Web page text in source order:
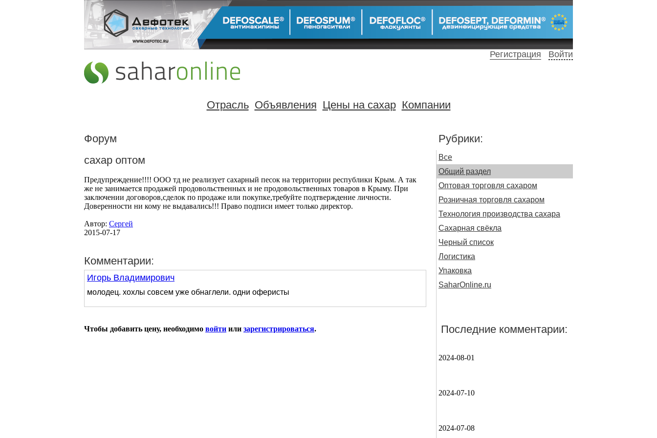
Войти
Регистрация
Отрасль Объявления Цены на сахар Компании
Рубрики:
Все
Общий раздел
Оптовая торговля сахаром
Розничная торговля сахаром
Технология производства сахара
Сахарная свёкла
Черный список
Логистика
Упаковка
SaharOnline.ru
Последние комментарии:
2024-08-01
2024-07-10
2024-07-08
Форум
сахар оптом
Предупреждение!!!! ООО тд не реализует сахарный песок на территории республики Крым. А так
же не занимается продажей продовольственных и не продовольственных товаров в Крыму. При
заключении договоров,сделок по продаже или покупке,требуйте подтверждение личности.
Доверенности ни кому не выдавались!!! Право подписи имеет только директор.
Автор: Сергей
2015-07-17
Комментарии:
Игорь Владимирович
молодец. хохлы совсем уже обнаглели. одни оферисты
Чтобы добавить цену, необходимо войти или зарегистрироваться.